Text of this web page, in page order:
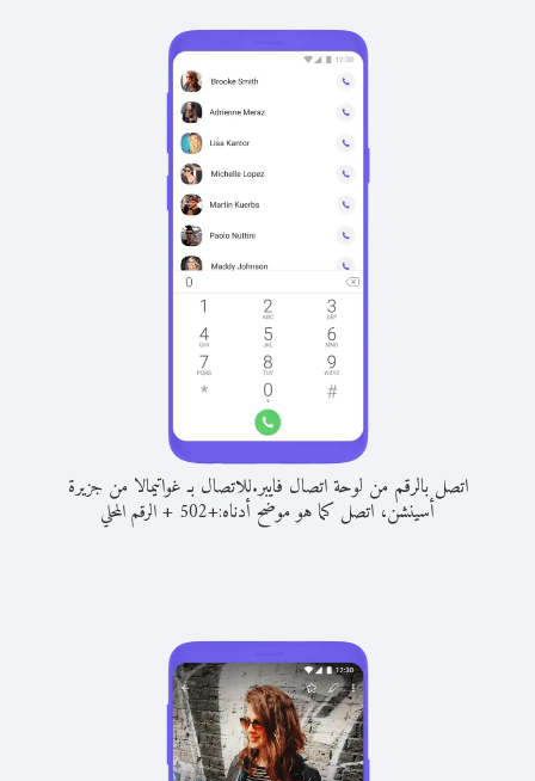
اتصل بالرقم من لوحة اتصال فايبر.للاتصال بـ غواتيمالا من جزيرة
أسينشن، اتصل كما هو موضح أدناه:+
502
+الرقم المحلي